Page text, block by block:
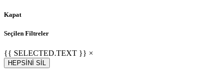
Kapat
Seçilen Filtreler
{{ SELECTED.TEXT }} ×
HEPSİNİ SİL